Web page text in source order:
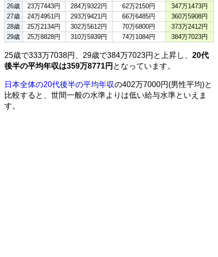
26歳
23万7443円 284万9322円 62万2150円
347万1473円
27歳
24万4951円 293万9421円 66万6485円
360万5908円
28歳
25万2134円 302万5612円 70万6800円
373万2412円
29歳
25万8828円 310万5939円 74万1084円 384万7023円
25歳で333万7038円、29歳で384万7023円と上昇し、 20代
後半の平均年収は359万8771円 となっています。
日本全体の20代後半の平均年収の402万7000円(男性平均)と
比較すると、世間一般の水準よりは低い給与水準といえま
す。